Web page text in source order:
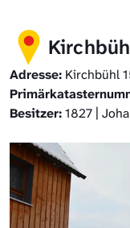
Adresse: Kirchbühl
Besitzer:1827 |
Digitale